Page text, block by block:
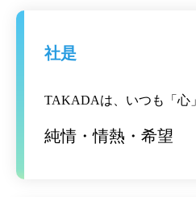
社是
TAKADAは、いつも「心
純情・情熱・希望